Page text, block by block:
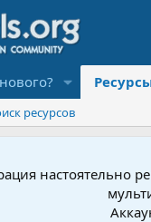
ресурсов
настоятельно